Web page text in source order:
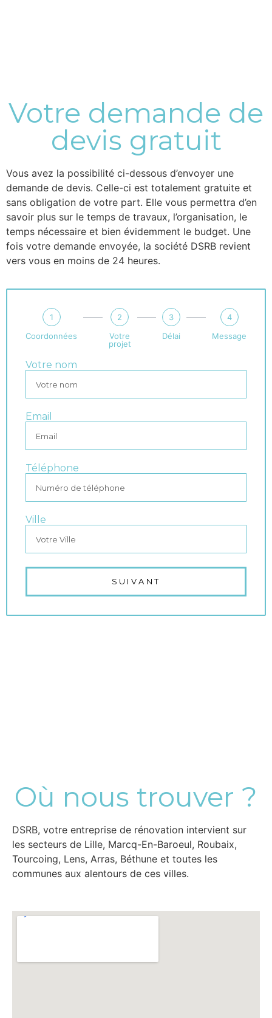
Votre demande de
devis gratuit
Vous avez la possibilité ci-dessous d’envoyer une
demande de devis. Celle-ci est totalement gratuite et
sans obligation de votre part. Elle vous permettra d’en
savoir plus sur le temps de travaux, l’organisation, le
temps nécessaire et bien évidemment le budget. Une
fois votre demande envoyée, la société DSRB revient
vers vous en moins de 24 heures.
1
Coordonnées
2
Votre
projet
3
Délai
4
Message
Votre nom
Email
Téléphone
Ville
SUIVANT
Où nous trouver ?
DSRB, votre entreprise de rénovation intervient sur
les secteurs de Lille, Marcq-En-Baroeul, Roubaix,
Tourcoing, Lens, Arras, Béthune et toutes les
communes aux alentours de ces villes.